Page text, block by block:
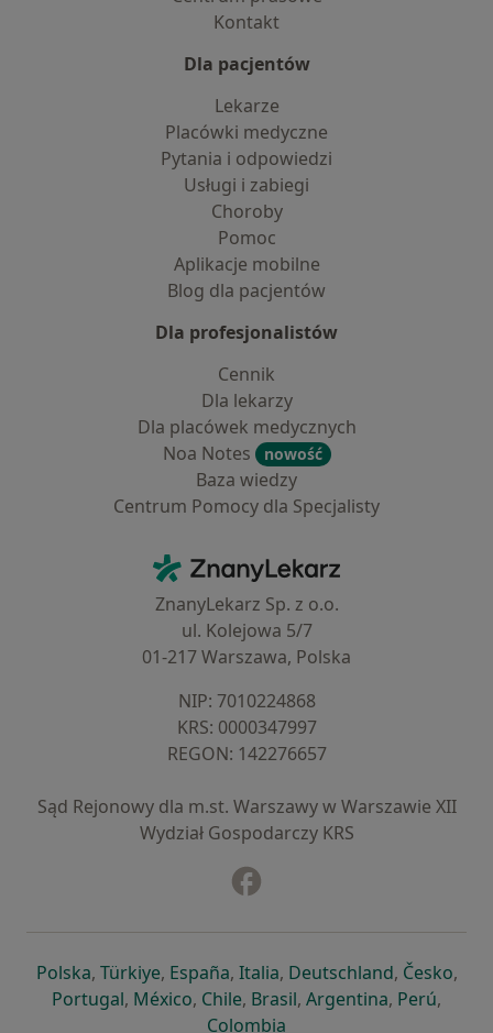
Kontakt
Dla pacjentów
Lekarze
Placówki medyczne
Pytania i odpowiedzi
Usługi i zabiegi
Choroby
Pomoc
Aplikacje mobilne
Blog dla pacjentów
Dla profesjonalistów
Cennik
Dla lekarzy
Dla placówek medycznych
Noa Notes
nowość
Baza wiedzy
Centrum Pomocy dla Specjalisty
ZnanyLekarz - Strona główna
ZnanyLekarz Sp. z o.o.
ul. Kolejowa 5/7
01-217 Warszawa, Polska
NIP: ⁠7010224868
KRS: ⁠0000347997
REGON: ⁠142276657
Sąd Rejonowy dla m.st. Warszawy w Warszawie XII
Wydział Gospodarczy KRS
Polskaotwiera się w nowej karcie
, Türkiyeotwiera się w nowej karcie
, Españaotwiera się w nowej karcie
, Italiaotwiera się w nowej
, Deutschlandotwiera się
, Česko,
Portugalotwiera się w nowej karcie
, Méxicootwiera się w nowej karcie
, Chileotwiera się w nowej karcie
, Brasilotwiera się w nowej
, Argentinaotwiera się
, Perú,
Colombia